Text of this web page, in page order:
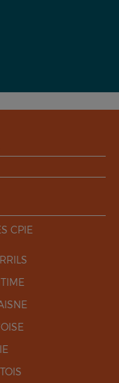
CPIE